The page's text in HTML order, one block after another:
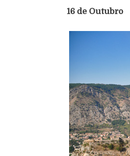
16 de Outubro